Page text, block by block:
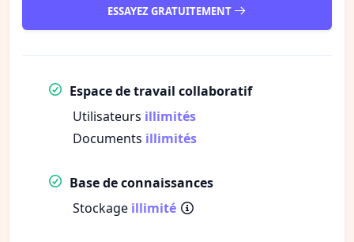
ESSAYEZ GRATUITEMENT
Espace de travail collaboratif
Utilisateurs illimités
Documents illimités
Base de connaissances
Stockage illimité